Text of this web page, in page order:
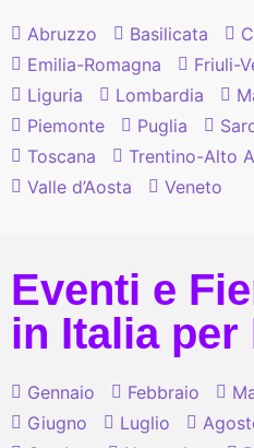
Abruzzo Basilicata
Emilia-Romagna
Friuli-
Liguria
Lombardia
Piemonte
Puglia
Toscana
Trentino-Alto
Valle d’Aosta
Veneto
Eventi e
in Italia per
Gennaio Febbraio
Giugno
Luglio